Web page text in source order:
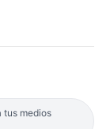
tus medios